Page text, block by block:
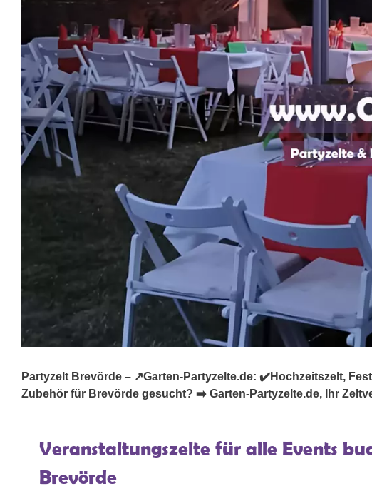
Partyzelt Brevörde – ↗️Garten-Partyzelte.de: ✔️Hochzeitszelt,
Zubehör für Brevörde gesucht? ➡️ Garten-Partyzelte.de, Ihr
Veranstaltungszelte für alle Events
Brevörde